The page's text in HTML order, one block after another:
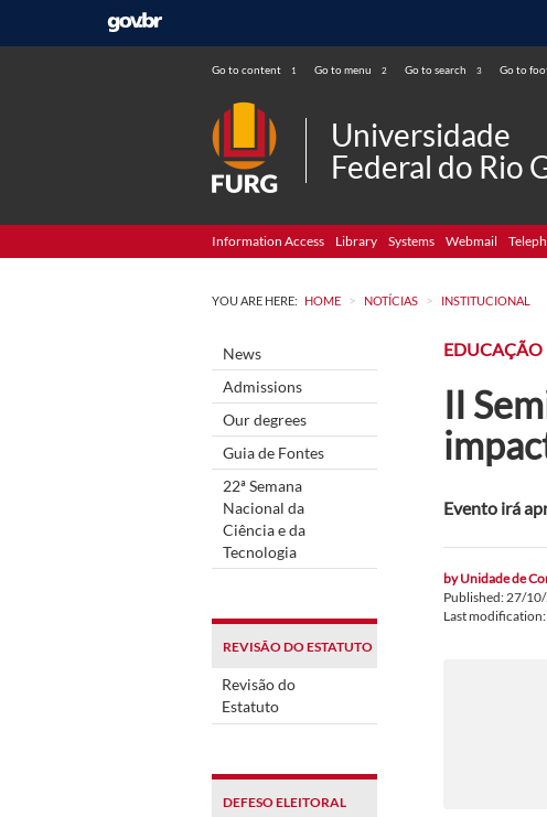
Go to content 1 Go to menu 2 Go to search 3 Go to
Universidade
Federal do Rio
Information Access Library Systems Webmail
YOU ARE HERE: HOME > NOTÍCIAS > INSTITUCIONAL
News
Admissions
Our degrees
Guia de Fontes
22ª Semana
Nacional da
Ciência e da
Tecnologia
REVISÃO DO ESTATUTO
Revisão do
Estatuto
DEFESO ELEITORAL
EDUCAÇÃO
II
Evento irá
byUnidade de
Published: 27/
Last